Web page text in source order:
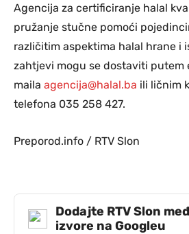
Agencija za certificiranje halal
pružanje stučne pomoći
različitim aspektima halal hrane i
zahtjevi mogu se dostaviti putem
maila agencija@halal.ba ili ličnim
telefona 035 258 427.
Preporod.info / RTV Slon
Dodajte RTV Slon
izvore na Googleu